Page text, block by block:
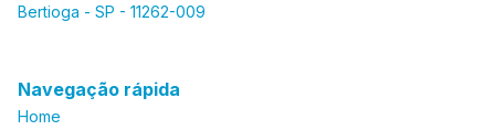
Bertioga - SP - 11262-009
Navegação rápida
Home